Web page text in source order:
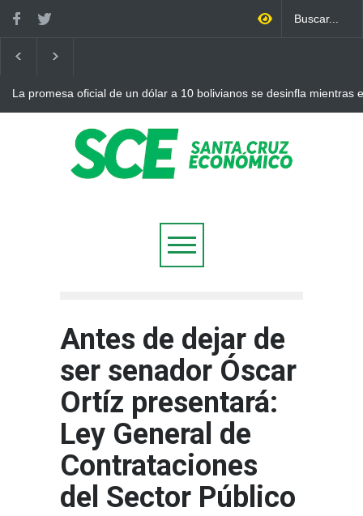
La promesa oficial de un dólar a 10 bolivianos se desinfla mientras
Antes de dejar de
ser senador Óscar
Ortíz presentará:
Ley General de
Contrataciones
del Sector Público